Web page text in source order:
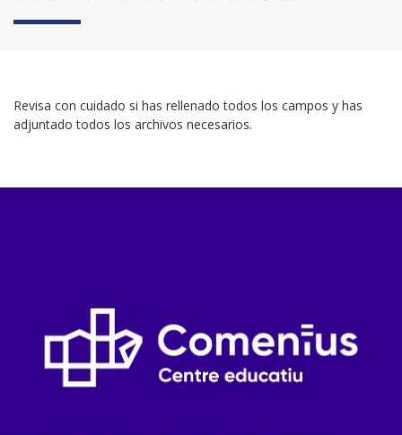
Revisa con cuidado si has rellenado todos los campos y has
adjuntado todos los archivos necesarios.